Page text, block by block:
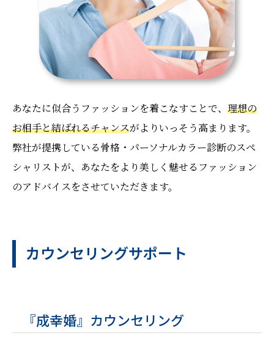
あなたに似合うファッションを着こなすことで、 理想の
お相手と結ばれるチャンスがよりいっそう高まります。
弊社が提携している骨格・パーソナルカラー診断のスペ
シャリストが、あなたをより美しく魅せるファッション
のアドバイスをさせていただきます。
カウンセリングサポート
『成幸婚』カウンセリング